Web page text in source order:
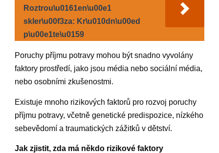
Roztrou\u0161en\u00e1
skler\u00f3za: Kr\u010dn\u00ed
p\u00e1te\u0159
Poruchy příjmu potravy mohou být snadno vyvolány
faktory prostředí, jako jsou média nebo sociální média,
nebo osobními zkušenostmi.
Existuje mnoho rizikových faktorů pro rozvoj poruchy
příjmu potravy, včetně genetické predispozice, nízkého
sebevědomí a traumatických zážitků v dětství.
Jak zjistit, zda má někdo rizikové faktory